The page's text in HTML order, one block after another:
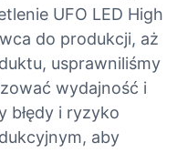
UFO LED High
do produkcji, aż
usprawniliśmy
wydajność i
błędy i ryzyko
aby